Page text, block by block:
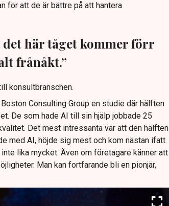
för att de är bättre på att hantera
det här tåget kommer förr
frånåkt.”
konsultbranschen.
Consulting Group en studie där hälften
De som hade AI till sin hjälp jobbade 25
Det mest intressanta var att den hälften
med AI, höjde sig mest och kom nästan ifatt
lika mycket. Även om företagare känner att
Man kan fortfarande bli en pionjär,